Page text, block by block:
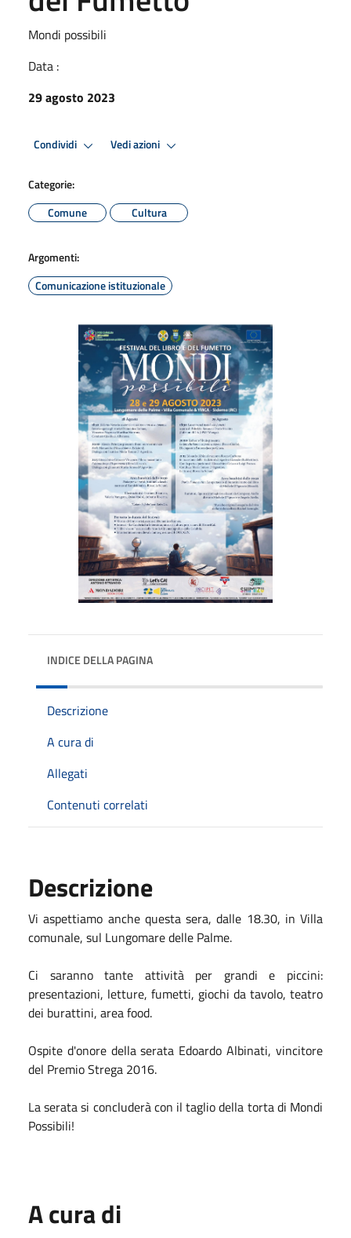
Mondi possibili
Data :
29 agosto 2023
Condividi Vedi azioni
Categorie:
Comune
Cultura
Argomenti:
Comunicazione istituzionale
INDICE DELLA PAGINA
Descrizione
A cura di
Allegati
Contenuti correlati
Descrizione
Vi aspettiamo anche questa sera, dalle 18.30, in Villa
comunale, sul Lungomare delle Palme.
Ci saranno tante attività per grandi e piccini:
presentazioni, letture, fumetti, giochi da tavolo, teatro
dei burattini, area food.
Ospite d'onore della serata Edoardo Albinati, vincitore
del Premio Strega 2016.
La serata si concluderà con il taglio della torta di Mondi
Possibili!
A cura di